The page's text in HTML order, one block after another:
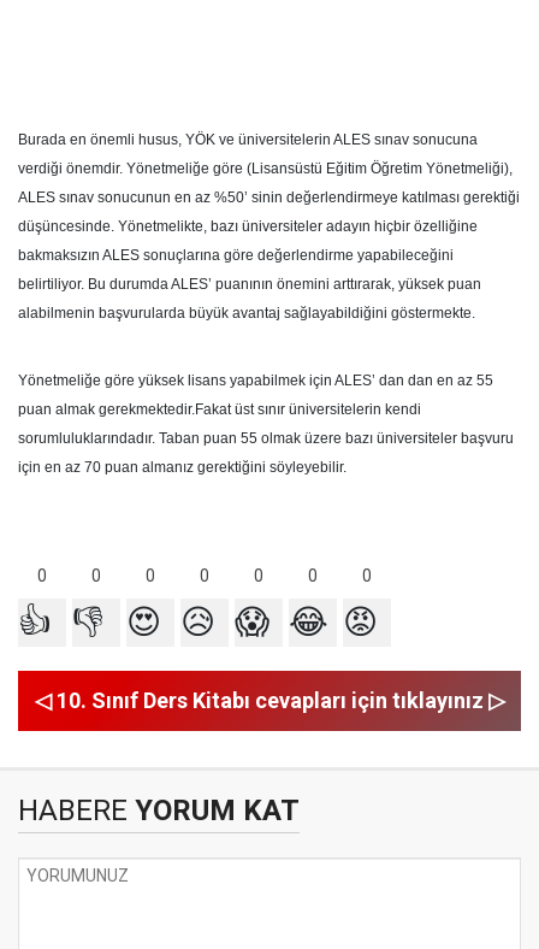
Burada en önemli husus, YÖK ve üniversitelerin ALES sınav sonucuna
verdiği önemdir. Yönetmeliğe göre (Lisansüstü Eğitim Öğretim Yönetmeliği),
ALES sınav sonucunun en az %50’ sinin değerlendirmeye katılması gerektiği
düşüncesinde. Yönetmelikte, bazı üniversiteler adayın hiçbir özelliğine
bakmaksızın ALES sonuçlarına göre değerlendirme yapabileceğini
belirtiliyor. Bu durumda ALES’ puanının önemini arttırarak, yüksek puan
alabilmenin başvurularda büyük avantaj sağlayabildiğini göstermekte.
Yönetmeliğe göre yüksek lisans yapabilmek için ALES’ dan dan en az 55
puan almak gerekmektedir.Fakat üst sınır üniversitelerin kendi
sorumluluklarındadır. Taban puan 55 olmak üzere bazı üniversiteler başvuru
için en az 70 puan almanız gerektiğini söyleyebilir.
0 0 0 0 0 0 0
👍 👎 😍 😥 😱 😂 😡
◁ 10. Sınıf Ders Kitabı cevapları için tıklayınız ▷
HABERE YORUM KAT